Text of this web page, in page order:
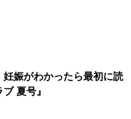
娠がわかったら最初に読
夏号』